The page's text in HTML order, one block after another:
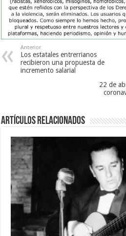
Anterior
Los estatales entrerrianos
recibieron una propuesta de
incremento salarial
22 de
Artículos Relacionados